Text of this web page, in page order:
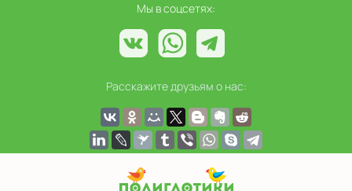
Мы в соцсетях:
Расскажите друзьям о нас: